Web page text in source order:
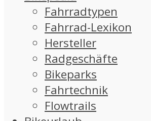
Fahrradtypen
Fahrrad-Lexikon
Hersteller
Radgeschäfte
Bikeparks
Fahrtechnik
Flowtrails